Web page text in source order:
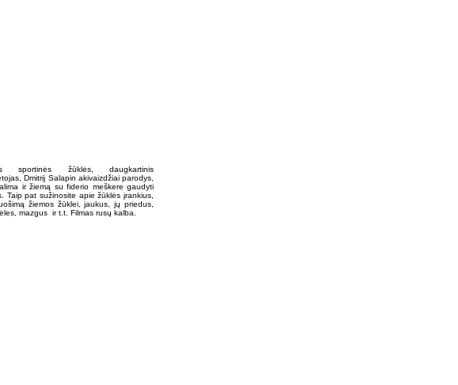
sportinės žūklės, daugkartinis
Dmitrij Salapin akivaizdžiai parodys,
ir žiemą su fiderio meškere gaudyti
Taip pat sužinosite apie žūklės įrankius,
žiemos žūklei, jaukus, jų priedus,
mazgus ir t.t. Filmas rusų kalba.